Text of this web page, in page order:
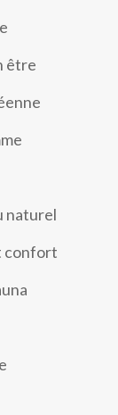
être
naturel
confort